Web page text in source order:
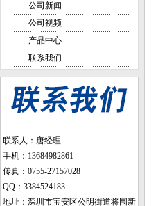
公司新闻
公司视频
产品中心
联系我们
联系人：唐经理
手机：13684982861
传真：0755-27157028
QQ：3384524183
地址：深圳市宝安区公明街道将围新